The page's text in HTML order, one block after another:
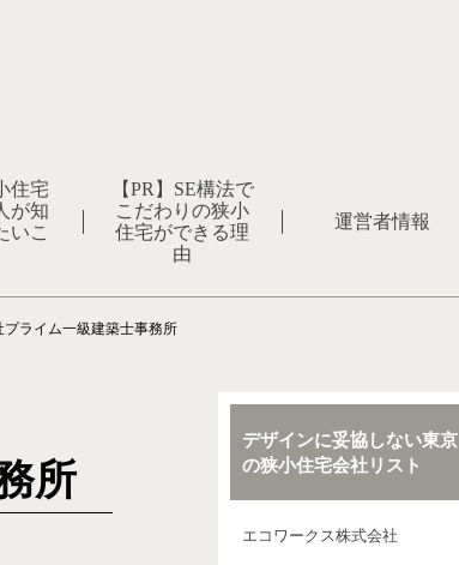
住宅
が知
いこ
【PR】SE構法で
こだわりの狭小
住宅ができる理
由
運営者情報
プライム一級建築士事務所
所
デザインに妥協しない東京
の狭小住宅会社リスト
エコワークス株式会社